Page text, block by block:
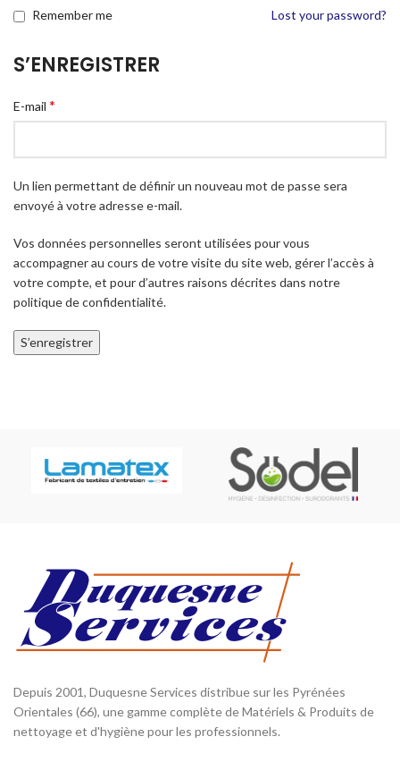
Lost your password?
Remember me
S’ENREGISTRER
E-mail *
Un lien permettant de définir un nouveau mot de passe sera
envoyé à votre adresse e-mail.
Vos données personnelles seront utilisées pour vous
accompagner au cours de votre visite du site web, gérer l’accès à
votre compte, et pour d’autres raisons décrites dans notre
politique de confidentialité.
S’enregistrer
Depuis 2001, Duquesne Services distribue sur les Pyrénées
Orientales (66), une gamme complète de Matériels & Produits de
nettoyage et d'hygiène pour les professionnels.